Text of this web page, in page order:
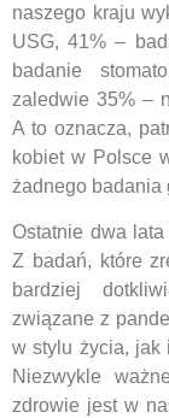
naszego kraju
USG, 41% –
badanie
zaledwie 35% –
A to oznacza,
kobiet w Polsce
żadnego badania
Ostatnie dwa
Z badań, które
bardziej
związane z
w stylu życia, jak
Niezwykle
zdrowie jest w